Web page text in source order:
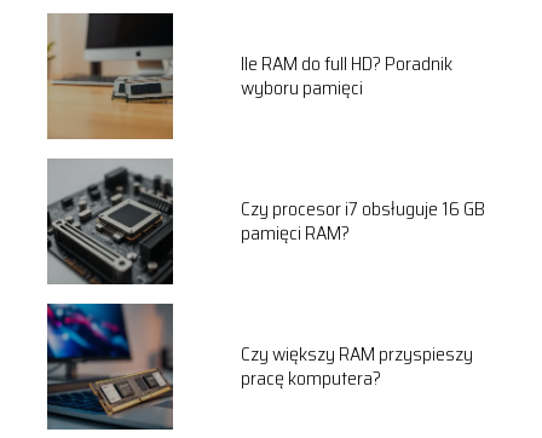
Ile RAM do full HD? Poradnik
wyboru pamięci
Czy procesor i7 obsługuje 16 GB
pamięci RAM?
Czy większy RAM przyspieszy
pracę komputera?